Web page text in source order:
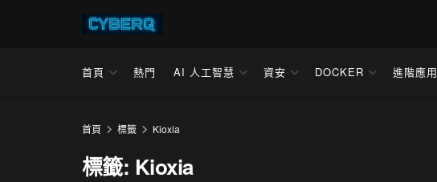
首頁 熱門 AI 人工智慧 資安 DOCKER 進階應用
首頁 標籤 Kioxia
標籤: Kioxia